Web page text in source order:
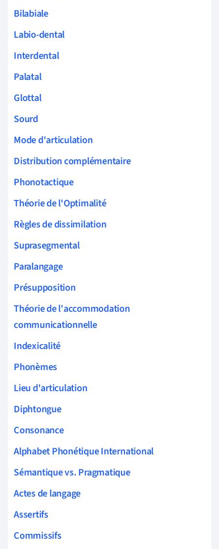
Bilabiale
Labio-dental
Interdental
Palatal
Glottal
Sourd
Mode d'articulation
Distribution complémentaire
Phonotactique
Théorie de l'Optimalité
Règles de dissimilation
Suprasegmental
Paralangage
Présupposition
Théorie de l'accommodation
communicationnelle
Indexicalité
Phonèmes
Lieu d'articulation
Diphtongue
Consonance
Alphabet Phonétique International
Sémantique vs. Pragmatique
Actes de langage
Assertifs
Commissifs